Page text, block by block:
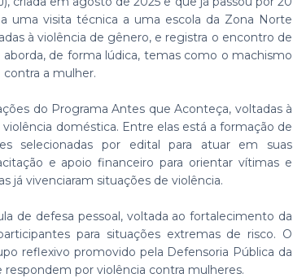
uma visita técnica a uma escola da Zona Norte
à violência de gênero, e registra o encontro de
de forma lúdica, temas como o machismo
a mulher.
do Programa Antes que Aconteça, voltadas à
doméstica. Entre elas está a formação de
selecionadas por edital para atuar em suas
e apoio financeiro para orientar vítimas e
já vivenciaram situações de violência.
de defesa pessoal, voltada ao fortalecimento da
para situações extremas de risco. O
reflexivo promovido pela Defensoria Pública da
respondem por violência contra mulheres.